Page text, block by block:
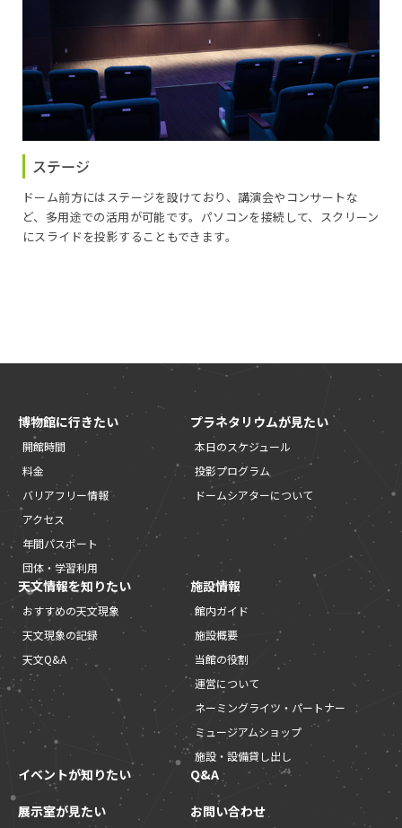
ステージ
ドーム前方にはステージを設けており、講演会やコンサートな
ど、多用途での活用が可能です。パソコンを接続して、スクリーン
にスライドを投影することもできます。
博物館に行きたい
開館時間
料金
バリアフリー情報
アクセス
年間パスポート
団体・学習利用
プラネタリウムが見たい
本日のスケジュール
投影プログラム
ドームシアターについて
天文情報を知りたい
おすすめの天文現象
天文現象の記録
天文Q&A
施設情報
館内ガイド
施設概要
当館の役割
運営について
ネーミングライツ・パートナー
ミュージアムショップ
施設・設備貸し出し
イベントが知りたい
展示室が見たい
Q&A
お問い合わせ